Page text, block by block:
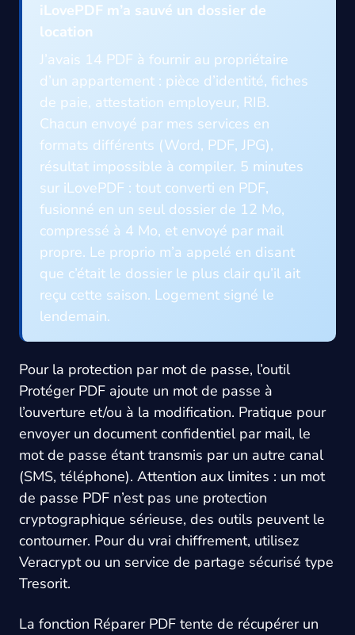
iLovePDF m’a sauvé un dossier de
location
J’avais 14 PDF à fournir au propriétaire
d’un appartement : pièce d’identité, fiches
de paie, attestation employeur, RIB.
Chacun envoyé par mes services en
formats différents (Word, PDF, JPG),
résultat impossible à compiler. 5 minutes
sur iLovePDF : tout converti en PDF,
fusionné en un seul dossier de 12 Mo,
compressé à 4 Mo, et envoyé par mail
propre. Le proprio m’a appelé en disant
que c’était le dossier le plus clair qu’il ait
reçu cette saison. Logement signé le
lendemain.
Pour la protection par mot de passe, l’outil
Protéger PDF ajoute un mot de passe à
l’ouverture et/ou à la modification. Pratique pour
envoyer un document confidentiel par mail, le
mot de passe étant transmis par un autre canal
(SMS, téléphone). Attention aux limites : un mot
de passe PDF n’est pas une protection
cryptographique sérieuse, des outils peuvent le
contourner. Pour du vrai chiffrement, utilisez
Veracrypt ou un service de partage sécurisé type
Tresorit.
La fonction Réparer PDF tente de récupérer un